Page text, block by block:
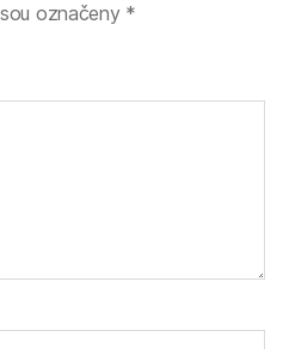
označeny *